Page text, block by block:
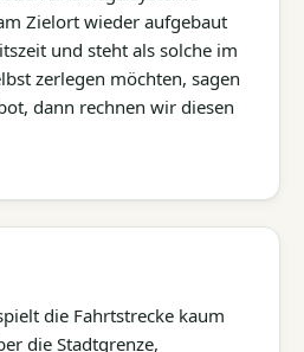
Zielort wieder aufgebaut
und steht als solche im
zerlegen möchten, sagen
dann rechnen wir diesen
die Fahrtstrecke kaum
die Stadtgrenze,